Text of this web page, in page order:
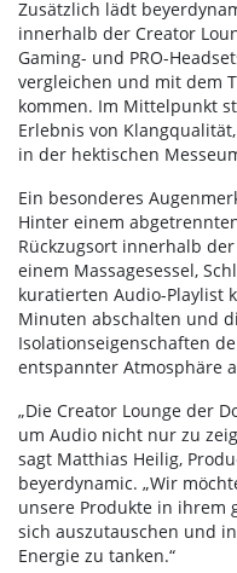
Zusätzlich lädt
innerhalb der Creator
Gaming- und PRO-
vergleichen und mit dem
kommen. Im Mittelpunkt
Erlebnis von
in der hektischen
Ein besonderes
Hinter einem
Rückzugsort innerhalb
einem Massagesessel,
kuratierten Audio-Playlist
Minuten abschalten und
Isolationseigenschaften
entspannter Atmosphäre
„Die Creator Lounge der
um Audio nicht nur zu
sagt Matthias Heilig,
beyerdynamic. „Wir
unsere Produkte in ihrem
sich auszutauschen und
Energie zu tanken.“